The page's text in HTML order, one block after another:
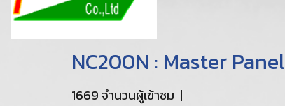
NC200N : Master Panel
1669 จำนวนผู้เข้าชม |